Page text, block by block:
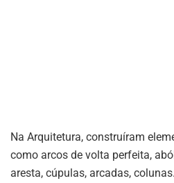
Na Arquitetura, construíram
como arcos de volta perfeita,
aresta, cúpulas, arcadas,